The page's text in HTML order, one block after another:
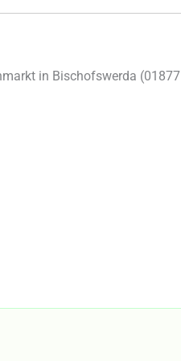
in Bischofswerda (01877